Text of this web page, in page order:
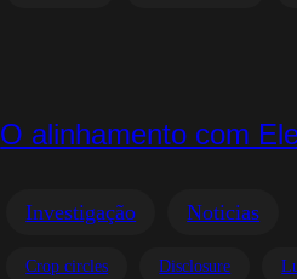
O alinhamento com
Investigação Noticias
Crop circles Disclosure